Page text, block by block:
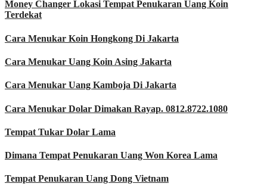
Money Changer Lokasi Tempat Penukaran Uang Koin
Terdekat
Cara Menukar Koin Hongkong Di Jakarta
Cara Menukar Uang Koin Asing Jakarta
Cara Menukar Uang Kamboja Di Jakarta
Cara Menukar Dolar Dimakan Rayap. 0812.8722.1080
Tempat Tukar Dolar Lama
Dimana Tempat Penukaran Uang Won Korea Lama
Tempat Penukaran Uang Dong Vietnam